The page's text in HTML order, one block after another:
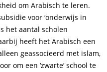
om Arabisch te leren.
voor ‘onderwijs in
het aantal scholen
heeft het Arabisch een
geassocieerd met islam,
om een ‘zwarte’ school te